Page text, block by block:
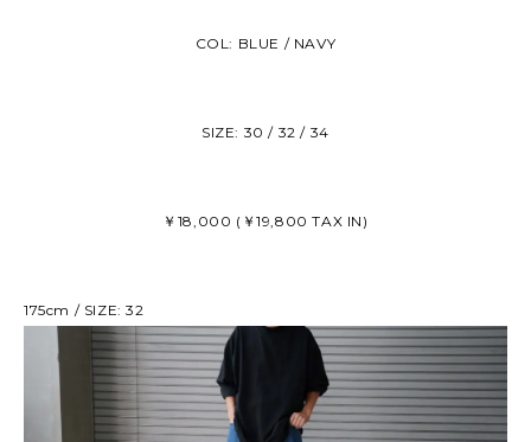
COL: BLUE / NAVY
SIZE: 30 / 32 / 34
￥18,000 (￥19,800 TAX IN)
175cm / SIZE: 32